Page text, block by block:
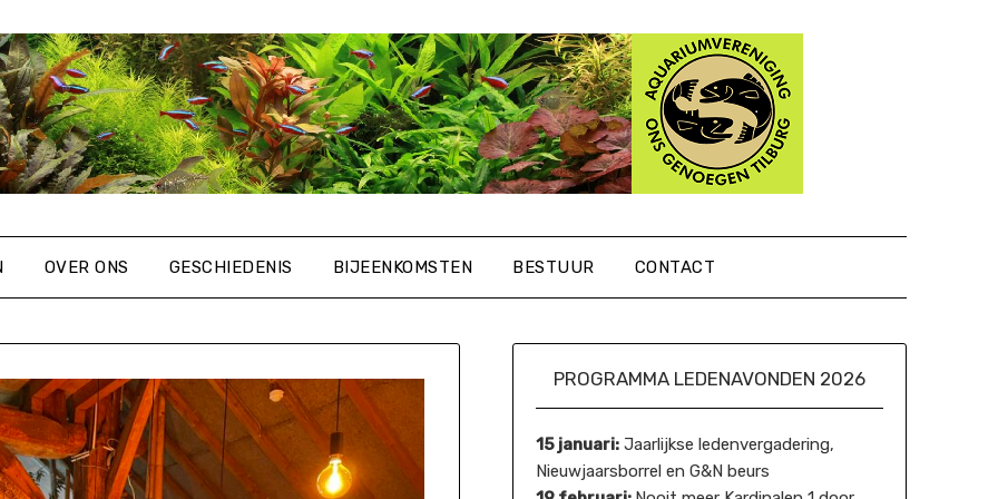
OVER ONS GESCHIEDENIS BIJEENKOMSTEN BESTUUR CONTACT
PROGRAMMA LEDENAVONDEN 2026
15 januari:Jaarlijkse ledenvergadering,
Nieuwjaarsborrel en G&N beurs